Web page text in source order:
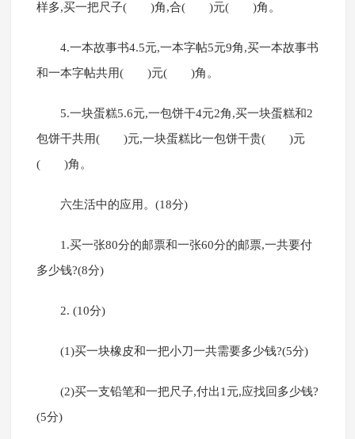
样多,买一把尺子( )角,合( )元( )角。
4.一本故事书4.5元,一本字帖5元9角,买一本故事书
和一本字帖共用( )元( )角。
5.一块蛋糕5.6元,一包饼干4元2角,买一块蛋糕和2
包饼干共用( )元,一块蛋糕比一包饼干贵( )元
( )角。
六生活中的应用。(18分)
1.买一张80分的邮票和一张60分的邮票,一共要付
多少钱?(8分)
2. (10分)
(1)买一块橡皮和一把小刀一共需要多少钱?(5分)
(2)买一支铅笔和一把尺子,付出1元,应找回多少钱?
(5分)